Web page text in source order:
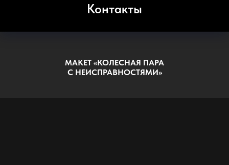
Контакты
МАКЕТ «КОЛЕСНАЯ ПАРА
С НЕИСПРАВНОСТЯМИ»